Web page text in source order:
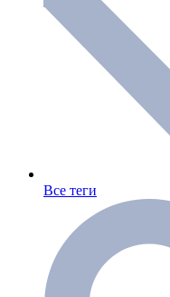
Все теги